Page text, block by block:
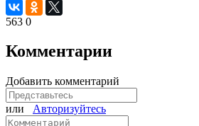
563 0
Комментарии
Добавить комментарий
или Авторизуйтесь